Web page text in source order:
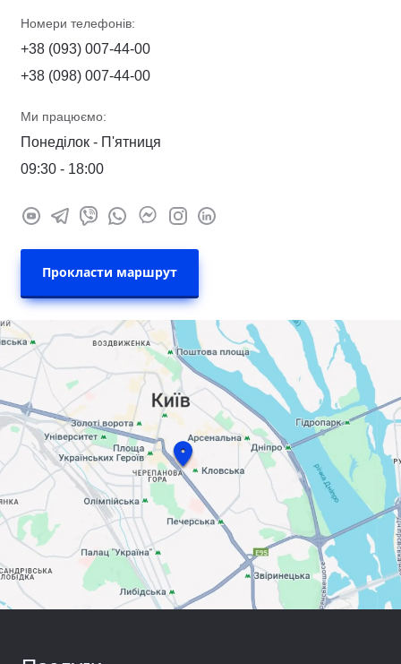
Номери телефонів:
+38 (093) 007-44-00
+38 (098) 007-44-00
Ми працюємо:
Понеділок - П'ятниця
09:30 - 18:00
Прокласти маршрут